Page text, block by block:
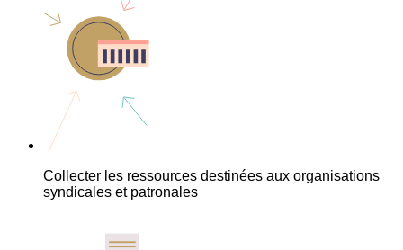
Collecter les ressources destinées aux organisations
syndicales et patronales